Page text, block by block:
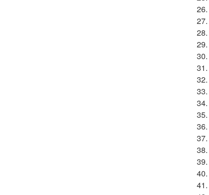
26.
27.
28.
29.
30.
31.
32.
33.
34.
35.
36.
37.
38.
39.
40.
41.